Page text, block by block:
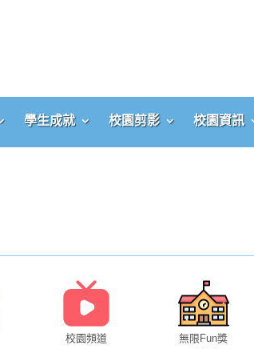
學生成就 校園剪影 校園資訊
校園頻道
無限Fun獎